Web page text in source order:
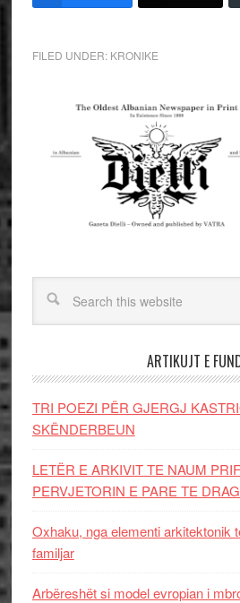
FILED UNDER: KRONIKE
ARTIKUJT E
TRI POEZI PËR GJERGJ
SKËNDERBEUN
LETËR E ARKIVIT TE NAUM
PERVJETORIN E PARE TE
Oxhaku, nga elementi arkitektonik
familjar
Arbëreshët si model evropian i